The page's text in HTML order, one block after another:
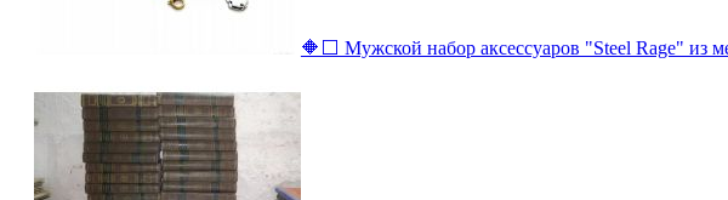
🔶⬜ Мужской набор аксессуаров "Steel Rage" из